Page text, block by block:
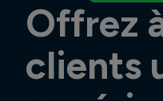
Offrez
clients